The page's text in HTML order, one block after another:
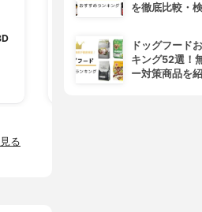
ーション)
カラーリングアイブロウ
3.89(109)
¥592
る
を徹底比較・
ドッグフード
キング52選！
ー対策商品を